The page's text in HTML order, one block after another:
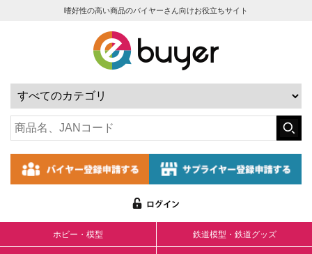
嗜好性の高い商品のバイヤーさん向けお役立ちサイト
ホビー・模型 鉄道模型・鉄道グッズ